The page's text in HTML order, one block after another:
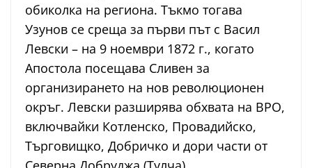
обиколка на региона. Тъкмо тогава
Узунов се среща за първи път с Васил
Левски – на 9 ноември 1872 г., когато
Апостола посещава Сливен за
организирането на нов революционен
окръг. Левски разширява обхвата на ВРО,
включвайки Котленско, Провадийско,
Търговищко, Добричко и дори части от